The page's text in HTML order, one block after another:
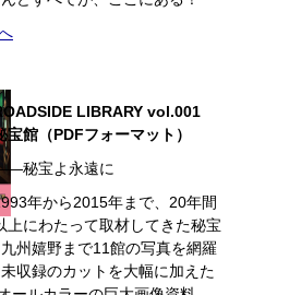
LIBRARY vol.001
宝館（PDFフォーマット）
秘宝よ永遠に
年から2015年まで、20年間
上にわたって取材してきた秘宝
州嬉野まで11館の写真を網羅
収録のカットを大幅に加えた